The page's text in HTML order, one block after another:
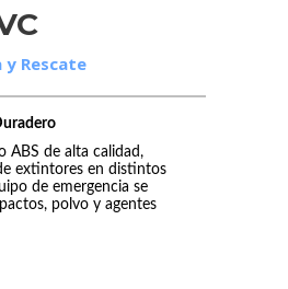
NOVAX
y Rescate
ABS de alta calidad,
extintores en distintos
de emergencia se
polvo y agentes